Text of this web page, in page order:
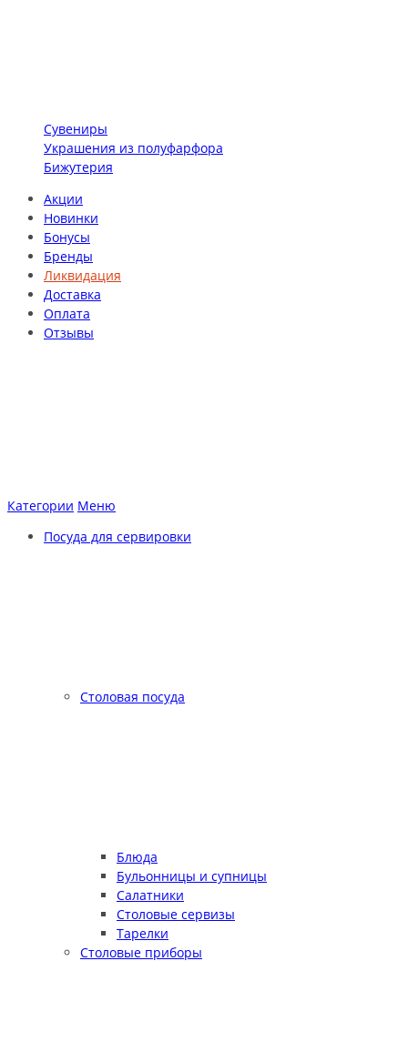
Сувениры
Украшения из полуфарфора
Бижутерия
Акции
Новинки
Бонусы
Бренды
Ликвидация
Доставка
Оплата
Отзывы
Категории Меню
Посуда для сервировки
Столовая посуда
Блюда
Бульонницы и супницы
Салатники
Столовые сервизы
Тарелки
Столовые приборы